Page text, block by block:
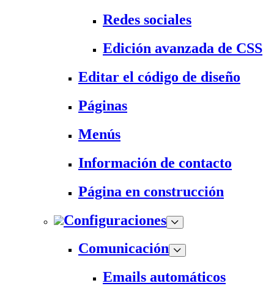
Redes sociales
Edición avanzada de CSS
Editar el código de diseño
Páginas
Menús
Información de contacto
Página en construcción
Configuraciones
Comunicación
Emails automáticos